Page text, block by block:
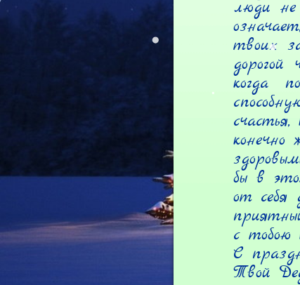
люди
твоих
когда
конечно
бы в
от себя
с тобою
С
Твой